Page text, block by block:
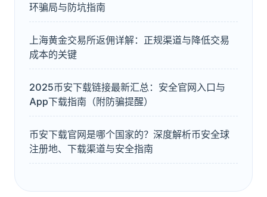
环骗局与防坑指南
上海黄金交易所返佣详解：正规渠道与降低交易
成本的关键
2025币安下载链接最新汇总：安全官网入口与
App下载指南（附防骗提醒）
币安下载官网是哪个国家的？深度解析币安全球
注册地、下载渠道与安全指南